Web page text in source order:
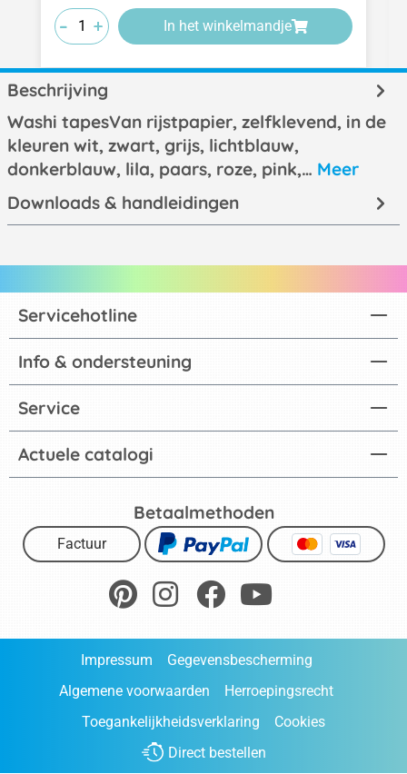
-
-
- +
+
+ In het winkelmandje
Beschrijving
Washi tapesVan rijstpapier, zelfklevend, in de
kleuren wit, zwart, grijs, lichtblauw,
donkerblauw, lila, paars, roze, pink,… Meer
Downloads & handleidingen
Actuele catalogi
Servicehotline
Info & ondersteuning
Service
Betaalmethoden
Factuur
Impressum
Gegevensbescherming
Algemene voorwaarden
Herroepingsrecht
Toegankelijkheidsverklaring
Cookies
Direct bestellen